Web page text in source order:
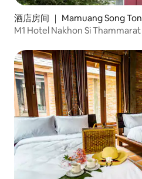
酒店房间 ｜ Mamuang Song Ton
M1 Hotel Nakhon Si Thammarat